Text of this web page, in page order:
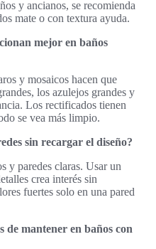
y ancianos, se recomienda
mate o con textura ayuda.
mejor en baños
y mosaicos hacen que
los azulejos grandes y
Los rectificados tienen
se vea más limpio.
sin recargar el diseño?
y paredes claras. Usar un
crea interés sin
fuertes solo en una pared
de mantener en baños con